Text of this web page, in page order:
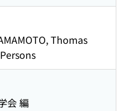
Thomas
会 編